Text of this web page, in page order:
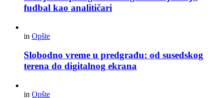
fudbal kao analitičari
in Opšte
Slobodno vreme u predgrađu: od susedskog
terena do digitalnog ekrana
in Opšte